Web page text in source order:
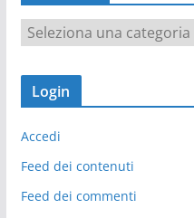
a
t
o
r
Login
Accedi
Feed dei contenuti
Feed dei commenti